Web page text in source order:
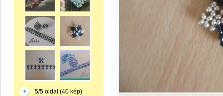
5/5 oldal (40 kép)